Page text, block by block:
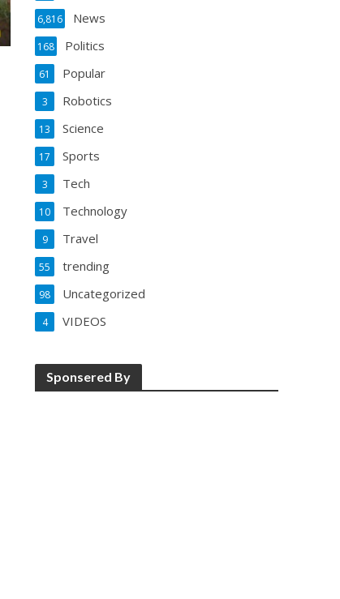
News
6,816
Politics
168
Popular
61
Robotics
3
Science
13
Sports
17
Tech
3
Technology
10
Travel
9
trending
55
Uncategorized
98
VIDEOS
4
Sponsered By